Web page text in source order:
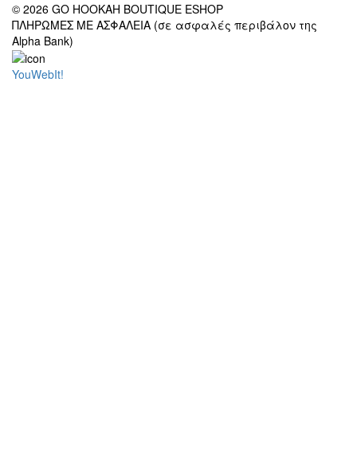
© 2026 GO HOOKAH BOUTIQUE ESHOP
ΠΛΗΡΩΜΕΣ ΜΕ ΑΣΦΑΛΕΙΑ (σε ασφαλές περιβάλον της
Alpha Bank)
YouWebIt!